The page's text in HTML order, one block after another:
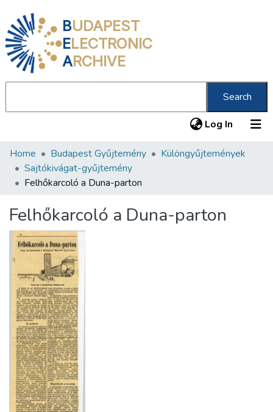
BUDAPEST
ELECTRONIC
ARCHIVE
Search
Log In (current)
Communities & Collections
All of DSpace
About us
Home Budapest Gyűjtemény
Különgyűjtemények
Sajtókivágat-gyűjtemény
Felhőkarcoló a Duna-parton
Felhőkarcoló a Duna-parton